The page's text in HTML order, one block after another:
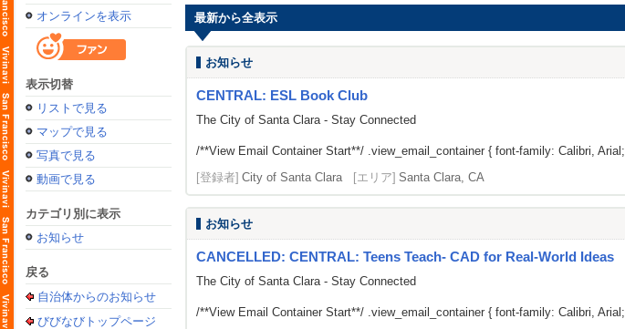
オンラインを表示
表示切替
リストで見る
マップで見る
写真で見る
動画で見る
カテゴリ別に表示
お知らせ
戻る
自治体からのお知らせ
びびなびトップページ
最新から全表示
お知らせ
CENTRAL: ESL Book Club
The City of Santa Clara - Stay Connected
/**View Email Container Start**/ .view_email_container { font-family: Calibri,
[登録者] City of Santa Clara [エリア] Santa Clara, CA
お知らせ
CANCELLED: CENTRAL: Teens Teach- CAD for Real-World Ideas
The City of Santa Clara - Stay Connected
/**View Email Container Start**/ .view_email_container { font-family: Calibri,